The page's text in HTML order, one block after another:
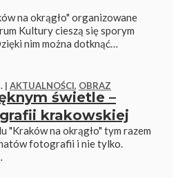
na okrągło" organizowane
Kultury cieszą się sporym
nim można dotknąć…
| AKTUALNOŚCI, OBRAZ
świetle –
krakowskiej
"Kraków na okrągło" tym razem
fotografii i nie tylko.